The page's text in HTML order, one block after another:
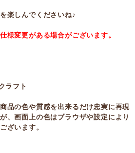
楽しんでくださいね♪
様変更がある場合がございます。
ラフト
品の色や質感を出来るだけ忠実に再現
、画面上の色はブラウザや設定により
ざいます。